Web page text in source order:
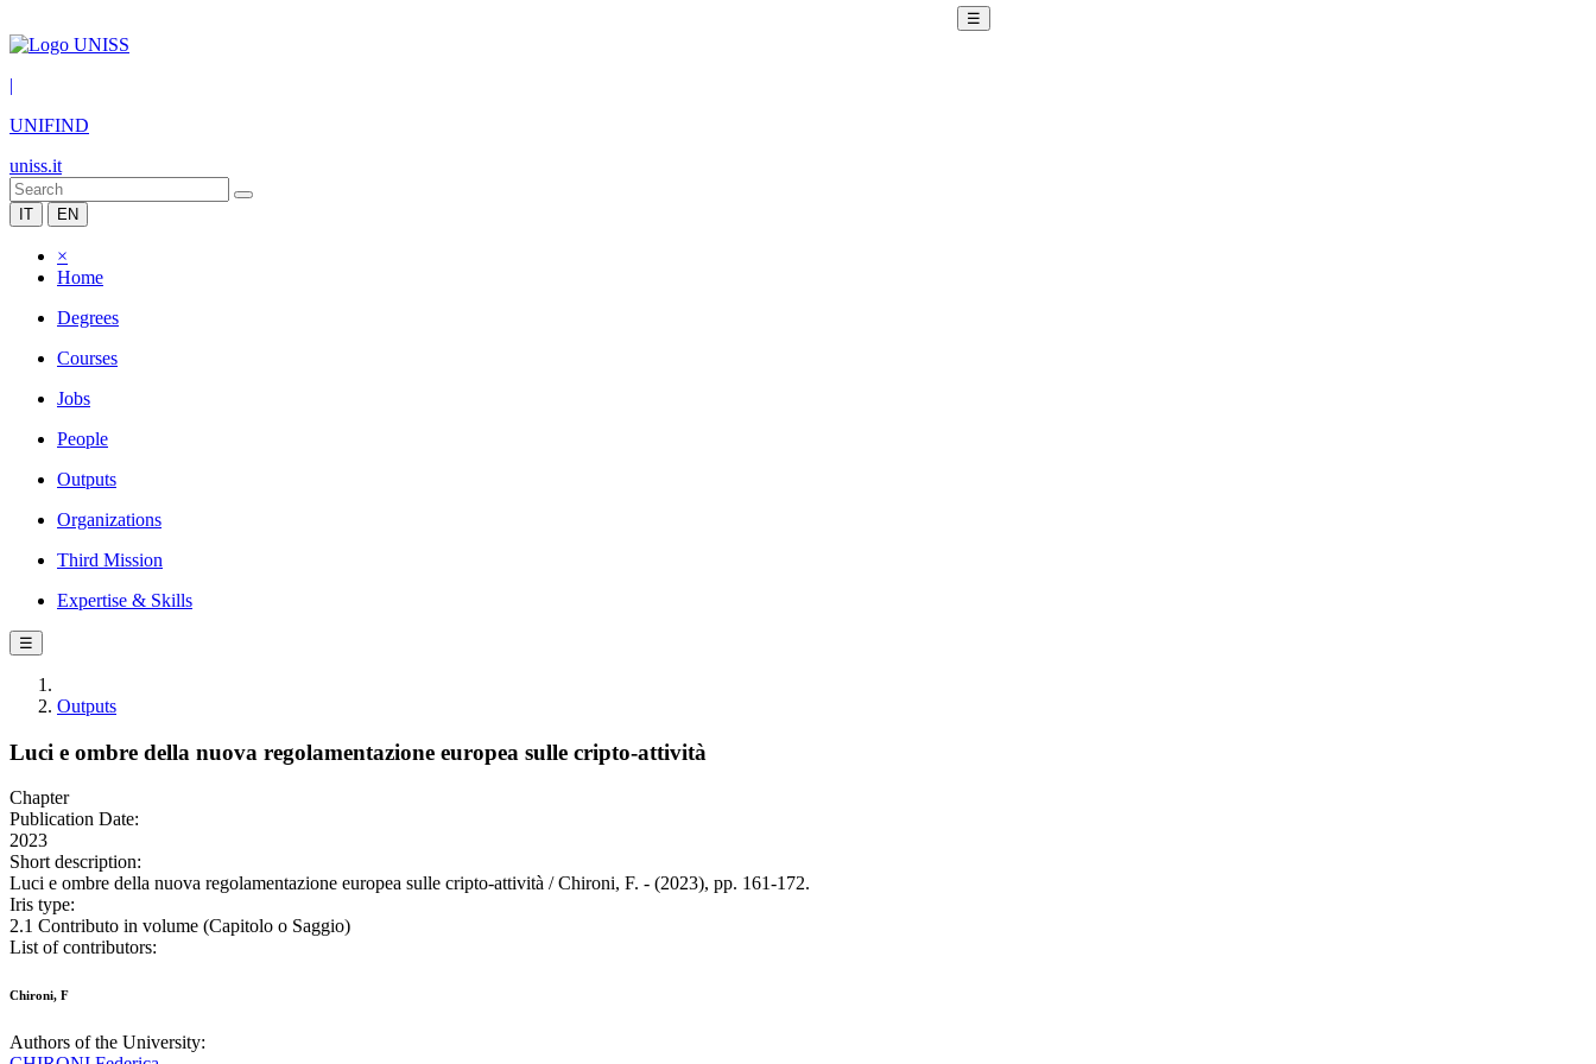
☰
|
UNIFIND
uniss.it
IT EN
×
Home
Degrees
Courses
Jobs
People
Outputs
Organizations
Third Mission
Expertise & Skills
☰
Outputs
Luci e ombre della nuova regolamentazione europea sulle cripto-attività
Chapter
Publication Date:
2023
Short description:
Luci e ombre della nuova regolamentazione europea sulle cripto-attività / Chironi, F. - (2023), pp. 161-172.
Iris type:
2.1 Contributo in volume (Capitolo o Saggio)
List of contributors:
Chironi, F
Authors of the University: